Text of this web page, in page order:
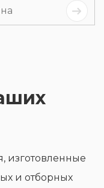
изготовленные
и отборных